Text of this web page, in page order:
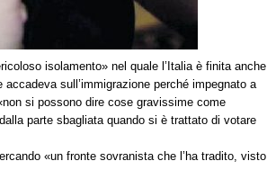
isolamento» nel quale l’Italia è finita anche
sull’immigrazione perché impegnato a
si possono dire cose gravissime come
parte sbagliata quando si è trattato di votare
«un fronte sovranista che l’ha tradito, visto